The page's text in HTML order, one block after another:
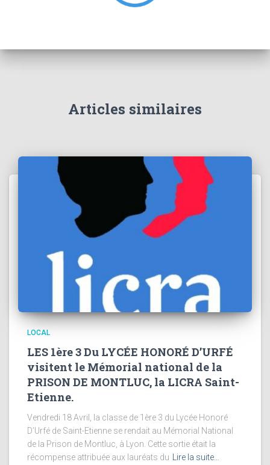
Articles similaires
LOCAL
LES 1ère 3 Du LYCÉE HONORÉ D’URFÉ
visitent le Mémorial national de la
PRISON DE MONTLUC, la LICRA Saint-
Etienne.
Vendredi 18 Avril, la classe de 1ère 3 du Lycée Honoré
D’Urfé de Saint-Etienne se rendait au Mémorial National
de la Prison de Montluc, à Lyon. Cette sortie était la
récompense attribuée aux lauréats du
Lire la suite…